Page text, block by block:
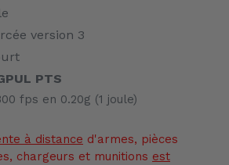
version 3
PTS
fps en 0.20g (1 joule)
à distance d'armes, pièces
chargeurs et munitions est